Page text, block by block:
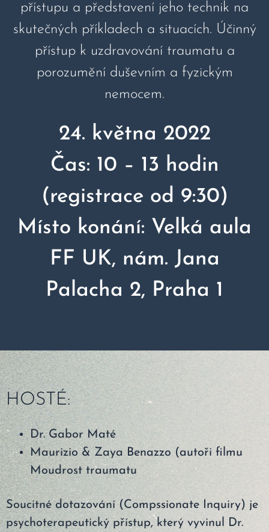
přístupu a představení jeho technik na
skutečných příkladech a situacích. Účinný
přístup k uzdravování traumatu a
porozumění duševním a fyzickým
nemocem.
24. května 2022
Čas: 10 – 13 hodin
(registrace od 9:30)
Místo konání: Velká aula
FF UK, nám. Jana
Palacha 2, Praha 1
HOSTÉ:
Dr. Gabor Maté
Maurizio & Zaya Benazzo (autoři filmu
Moudrost traumatu
Soucitné dotazování (Compssionate Inquiry) je
psychoterapeutický přístup, který vyvinul Dr.